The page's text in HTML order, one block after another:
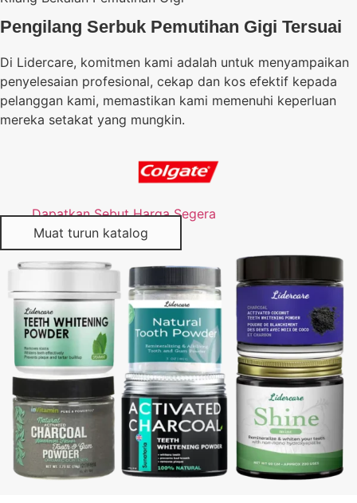
Pengilang Serbuk Pemutihan Gigi Tersuai
Di Lidercare, komitmen kami adalah untuk menyampaikan
penyelesaian profesional, cekap dan kos efektif kepada
pelanggan kami, memastikan kami memenuhi keperluan
mereka setakat yang mungkin.
Dapatkan Sebut Harga Segera
Muat turun katalog